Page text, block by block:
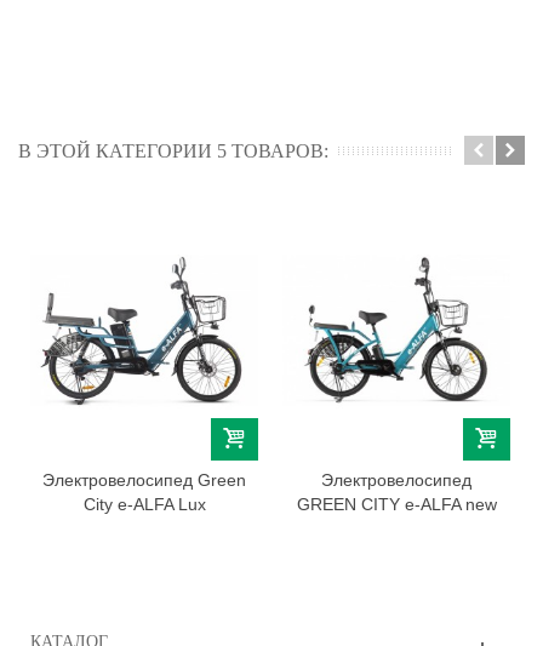
В ЭТОЙ КАТЕГОРИИ 5 ТОВАРОВ:
Электровелосипед Green
City e-ALFA Lux
Электровелосипед
GREEN CITY e-ALFA new
КАТАЛОГ